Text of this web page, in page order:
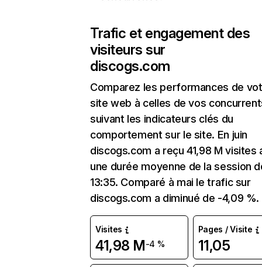
Trafic et engagement des
visiteurs sur
discogs.com
Comparez les performances de
site web à celles de vos
suivant les indicateurs clés du
comportement sur le site. En juin
discogs.com a reçu 41,98 M visites
une durée moyenne de la session
13:35. Comparé à mai le trafic sur
discogs.com a diminué de -4,09 %.
Visites
41,98 M-4 %
Pages / Visite
11,05